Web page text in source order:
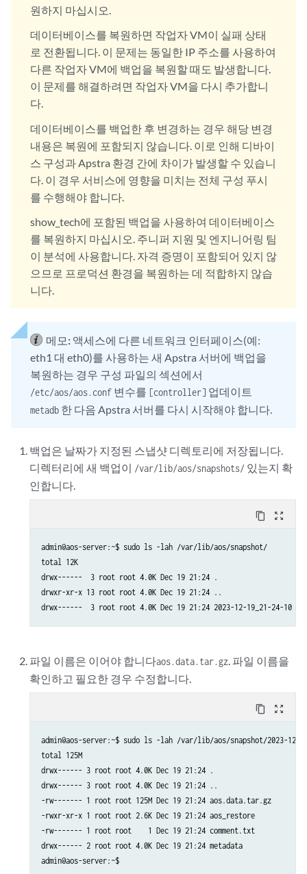
원하지 마십시오.
데이터베이스를 복원하면 작업자 VM이 실패 상태
로 전환됩니다. 이 문제는 동일한 IP 주소를 사용하여
다른 작업자 VM에 백업을 복원할 때도 발생합니다.
이 문제를 해결하려면 작업자 VM을 다시 추가합니
다.
데이터베이스를 백업한 후 변경하는 경우 해당 변경
내용은 복원에 포함되지 않습니다. 이로 인해 디바이
스 구성과 Apstra 환경 간에 차이가 발생할 수 있습니
다. 이 경우 서비스에 영향을 미치는 전체 구성 푸시
를 수행해야 합니다.
show_tech에 포함된 백업을 사용하여 데이터베이스
를 복원하지 마십시오. 주니퍼 지원 및 엔지니어링 팀
이 분석에 사용합니다. 자격 증명이 포함되어 있지 않
으므로 프로덕션 환경을 복원하는 데 적합하지 않습
니다.
메모: 액세스에 다른 네트워크 인터페이스(예:
eth1 대 eth0)를 사용하는 새 Apstra 서버에 백업을
복원하는 경우 구성 파일의 섹션에서
/etc/aos/aos.conf 변수를 [controller] 업데이트
metadb 한 다음 Apstra 서버를 다시 시작해야 합니다.
백업은 날짜가 지정된 스냅샷 디렉토리에 저장됩니다.
디렉터리에 새 백업이 /var/lib/aos/snapshots/ 있는지 확
인합니다.
content_copy zoom_out_map
admin@aos-server:~$ sudo ls -lah /var/lib/aos/snapshot/
total 12K
drwx------  3 root root 4.0K Dec 19 21:24 .
drwxr-xr-x 13 root root 4.0K Dec 19 21:24 ..
drwx------  3 root root 4.0K Dec 19 21:24 2023-12-19_21-24-10
파일 이름은 이어야 합니다aos.data.tar.gz. 파일 이름을
확인하고 필요한 경우 수정합니다.
content_copy zoom_out_map
admin@aos-server:~$ sudo ls -lah /var/lib/aos/snapshot/2023-12-
total 125M
drwx------ 3 root root 4.0K Dec 19 21:24 .
drwx------ 3 root root 4.0K Dec 19 21:24 ..
-rw------- 1 root root 125M Dec 19 21:24 aos.data.tar.gz
-rwxr-xr-x 1 root root 2.6K Dec 19 21:24 aos_restore
-rw------- 1 root root    1 Dec 19 21:24 comment.txt
drwx------ 2 root root 4.0K Dec 19 21:24 metadata
admin@aos-server:~$